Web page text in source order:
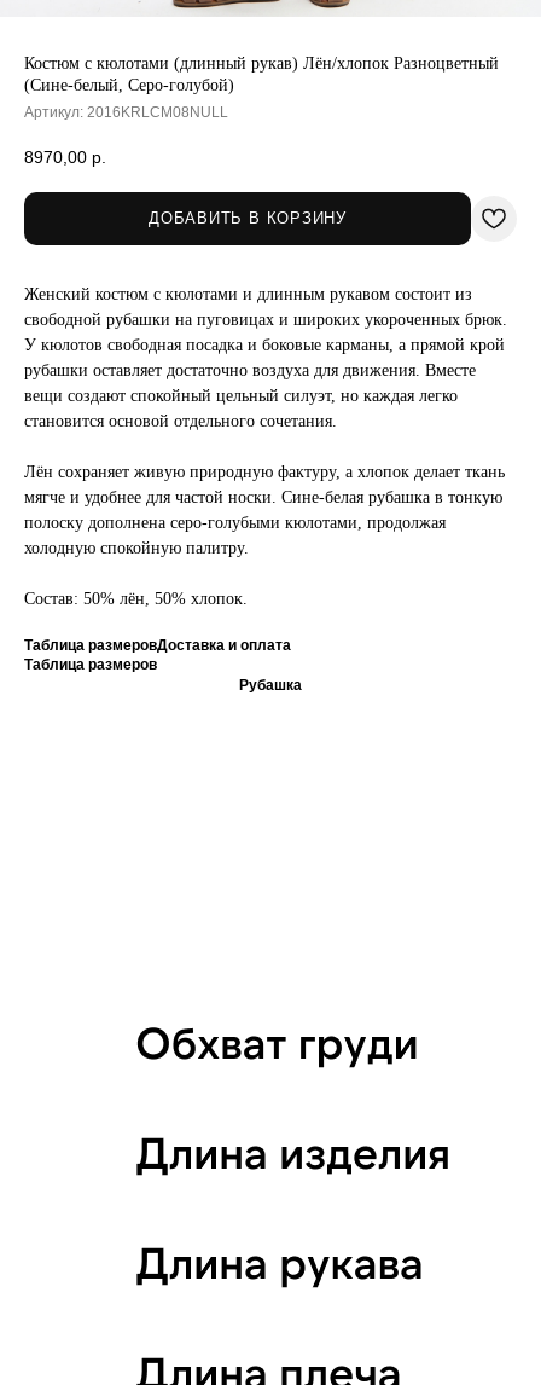
Костюм с кюлотами (длинный рукав) Лён/хлопок Разноцветный
(Сине-белый, Серо-голубой)
Артикул: 2016KRLCM08NULL
8970,00 р.
ДОБАВИТЬ В КОРЗИНУ
Женский костюм с кюлотами и длинным рукавом состоит из
свободной рубашки на пуговицах и широких укороченных брюк.
У кюлотов свободная посадка и боковые карманы, а прямой крой
рубашки оставляет достаточно воздуха для движения. Вместе
вещи создают спокойный цельный силуэт, но каждая легко
становится основой отдельного сочетания.
Лён сохраняет живую природную фактуру, а хлопок делает ткань
мягче и удобнее для частой носки. Сине-белая рубашка в тонкую
полоску дополнена серо-голубыми кюлотами, продолжая
холодную спокойную палитру.
Состав: 50% лён, 50% хлопок.
Таблица размеровДоставка и оплата
Таблица размеров
Рубашка